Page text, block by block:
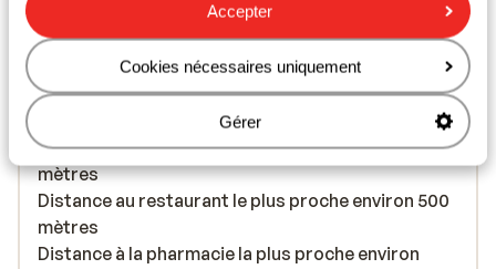
Accepter
Cookies nécessaires uniquement
Gérer
Distance jusqu'à l'arrêt de bus environ 500 mètres
Distance jusqu'au distributeur d'argent environ
1000 mètres
Distance aux magasins les plus proches environ
Distance à la supérette la plus proche environ 500
mètres
Distance au restaurant le plus proche environ 500
mètres
Distance à la pharmacie la plus proche environ